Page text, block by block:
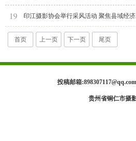
19 印江摄影协会举行采风活动 聚焦县域经
首页 上一页 下一页 尾页
投稿邮箱
贵州省铜仁市摄